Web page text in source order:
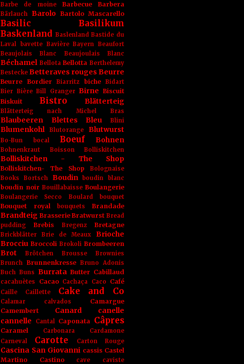
Barbe de moine
Barbecue Barbera
Bärlauch Barolo Bartolo Mascarello
Basilic
Basilikum
Baskenland Baslenland Bastide du
Laval
bavette Bavière Bayern Beaufort
Beaujolais Blanc
Beaujoulais Blanc
Béchamel Bellota Bellotta Berthelemy
Bestecke Betteraves rouges Beurre
Beurre Bordier Biarritz biche
Bidart
Bier Bière Bill Granger Birne
Biscuit
Biskuit
Bistro Blätterteig
Blätterteig nach Michel Bras
Blaubeeren Blettes Bleu Blini
Blumenkohl Blutorange Blutwurst
Bo-Bun bocal Boeuf Bohnen
Bohnenkraut Boisson Bolliskitchen
Bolliskitchen - The Shop
Bolliskitchen- The Shop
Bolognaise
Books
Bortsch Boudin boudin blanc
boudin noir Bouillabaisse Boulangerie
Boulangerie Secco Boulard bouquet
Bouquet royal bouquets Brandade
Brandteig Brasserie Bratwurst Bread
pudding
Brebis Bregenz Bretagne
Brickblätter Brie de Meaux
Brioche
Brocciu Broccoli Brokoli Brombeeren
Brot Brötchen Brousse
Brownies
Brunch Brunnenkresse Bruno Adonis
Buch Buns Burrata Butter Cabillaud
cacahuètes Cacao Cachaça Caco Café
Caille Caillette Cake and Co
Calamar calvados
Camargue
Camembert
Canard
canelle
cannelle
Cantal Caponata Câpres
Caramel Carbonara
Cardamone
Carneval
Carotte Carton Rouge
Cascina San Giovanni cassis Castel
Martino
Castino cave caviste